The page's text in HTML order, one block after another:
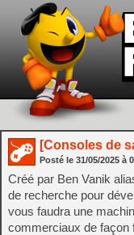
[Consoles de
Posté le 31/05/2025 à
Créé par Ben Vanik
de recherche pour
vous faudra une
commerciaux de façon